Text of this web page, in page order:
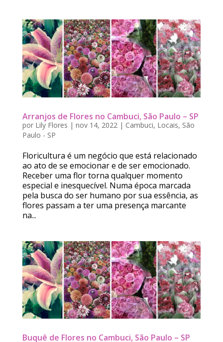
Arranjos de Flores no Cambuci, São Paulo – SP
por Lily Flores | nov 14, 2022 | Cambuci, Locais, São
Paulo - SP
Floricultura é um negócio que está relacionado
ao ato de se emocionar e de ser emocionado.
Receber uma flor torna qualquer momento
especial e inesquecível. Numa época marcada
pela busca do ser humano por sua essência, as
flores passam a ter uma presença marcante
na...
Buquê de Flores no Cambuci, São Paulo – SP